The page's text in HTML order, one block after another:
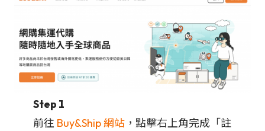
Step 1
前往 Buy&Ship 網站 ，點擊右上角完成「註